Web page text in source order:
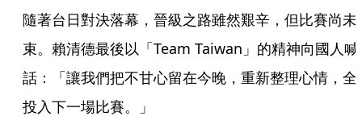
隨著台日對決落幕，晉級之路雖然艱辛，但比賽尚未
束。賴清德最後以「Team Taiwan」的精神向國人喊
話：「讓我們把不甘心留在今晚，重新整理心情，全
投入下一場比賽。」